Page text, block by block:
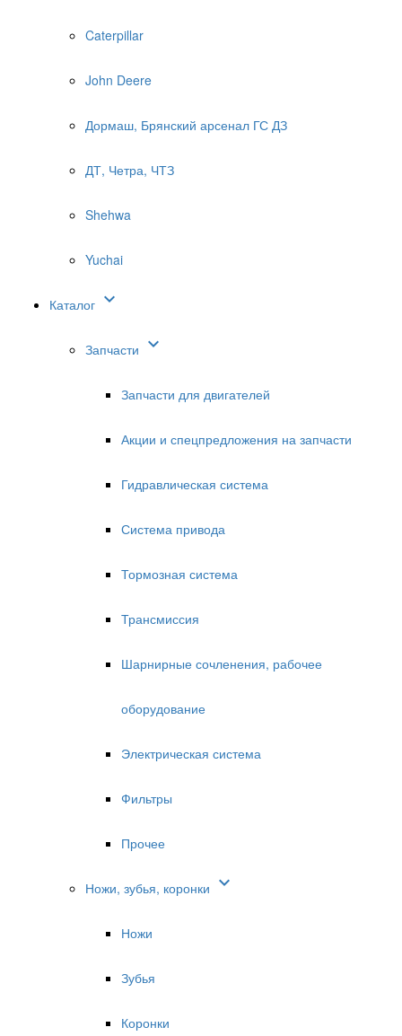
Caterpillar
John Deere
Дормаш, Брянский арсенал ГС ДЗ
ДТ, Четра, ЧТЗ
Shehwa
Yuchai
Каталог 
Запчасти 
Запчасти для двигателей
Акции и спецпредложения на запчасти
Гидравлическая система
Система привода
Тормозная система
Трансмиссия
Шарнирные сочленения, рабочее
оборудование
Электрическая система
Фильтры
Прочее
Ножи, зубья, коронки 
Ножи
Зубья
Коронки